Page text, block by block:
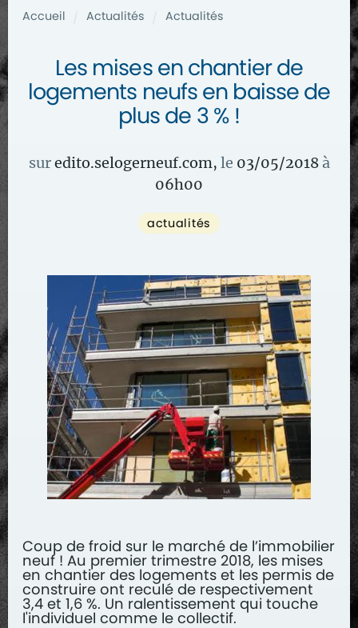
Accueil Actualités Actualités
Les mises en chantier de
logements neufs en baisse de
plus de 3 % !
suredito.selogerneuf.com, le 03/05/2018 à
06h00
actualités
Coup de froid sur le marché de l’immobilier
neuf ! Au premier trimestre 2018, les mises
en chantier des logements et les permis de
construire ont reculé de respectivement
3,4 et 1,6 %. Un ralentissement qui touche
l'individuel comme le collectif.